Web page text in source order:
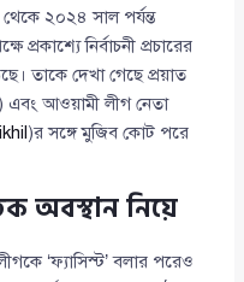
২০২৪ সাল পর্যন্ত
প্রকাশ্যে নির্বাচনী প্রচারের
তাকে দেখা গেছে প্রয়াত
) এবং আওয়ামী লীগ নেতা
)র সঙ্গে মুজিব কোট পরে
অবস্থান নিয়ে
‘ফ্যাসিস্ট’ বলার পরেও